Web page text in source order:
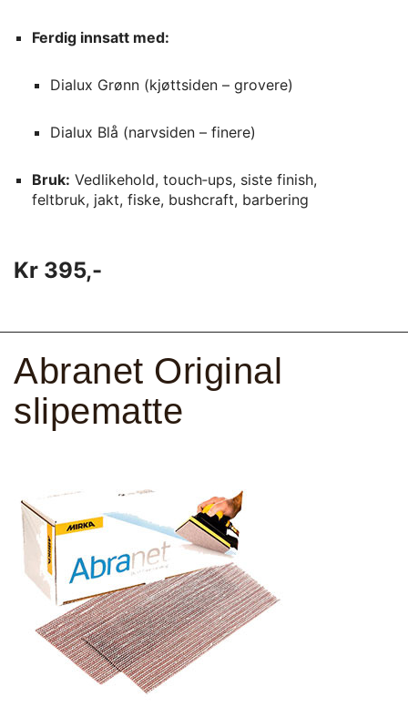
Ferdig innsatt med:
Dialux Grønn (kjøttsiden – grovere)
Dialux Blå (narvsiden – finere)
Bruk: Vedlikehold, touch‑ups, siste finish,
feltbruk, jakt, fiske, bushcraft, barbering
Kr 395,-
Abranet Original
slipematte